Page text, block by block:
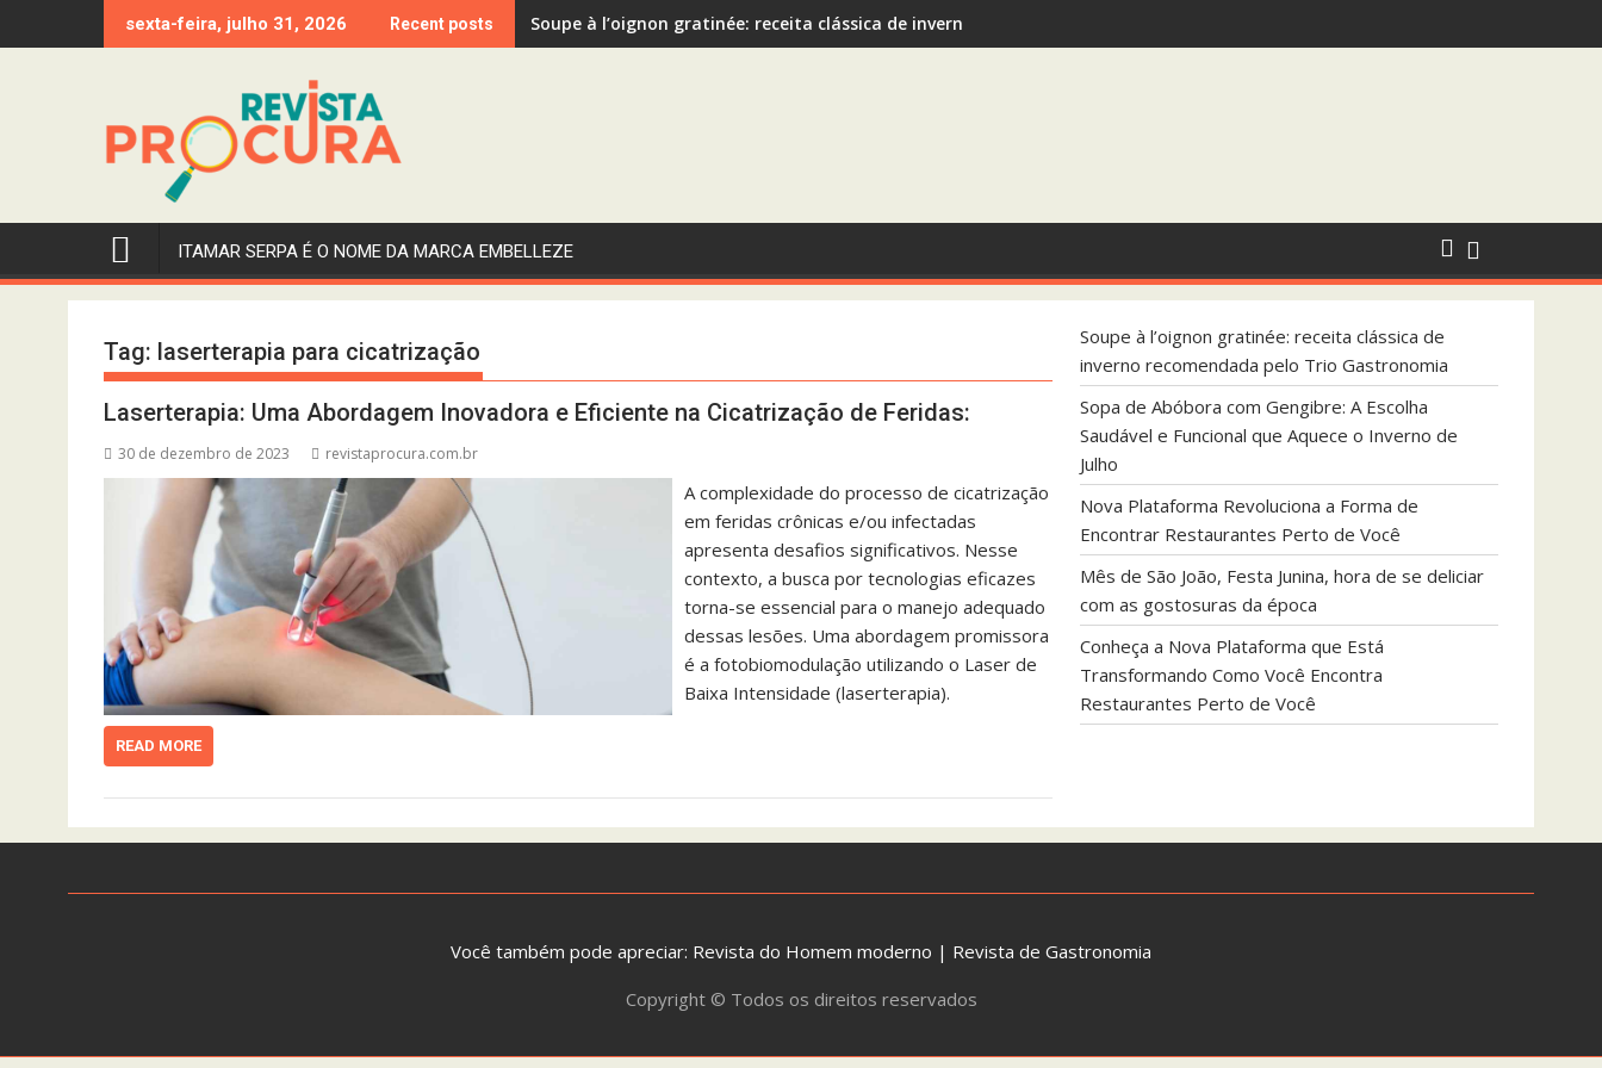
to
sexta-feira, julho 31, 2026 Recent posts Soupe à l’oignon gratinée: receita clássica de inverno recomendada pelo Trio Gastronomia
Sopa de Abóbora com Gengibre: A Escolha Saudável e Funcional que Aquece o Inverno de Julho
ITAMAR SERPA É O NOME DA MARCA EMBELLEZE
Tag: laserterapia para cicatrização
Laserterapia: Uma Abordagem Inovadora e Eficiente na Cicatrização de Feridas:
30 de dezembro de 2023 revistaprocura.com.br
A complexidade do processo de cicatrização
em feridas crônicas e/ou infectadas
apresenta desafios significativos. Nesse
contexto, a busca por tecnologias eficazes
torna-se essencial para o manejo adequado
dessas lesões. Uma abordagem promissora
é a fotobiomodulação utilizando o Laser de
Baixa Intensidade (laserterapia).
READ MORE
Soupe à l’oignon gratinée: receita clássica de
inverno recomendada pelo Trio Gastronomia
Sopa de Abóbora com Gengibre: A Escolha
Saudável e Funcional que Aquece o Inverno de
Julho
Nova Plataforma Revoluciona a Forma de
Encontrar Restaurantes Perto de Você
Mês de São João, Festa Junina, hora de se deliciar
com as gostosuras da época
Conheça a Nova Plataforma que Está
Transformando Como Você Encontra
Restaurantes Perto de Você
Você também pode apreciar: Revista do Homem moderno | Revista de Gastronomia
Copyright © Todos os direitos reservados